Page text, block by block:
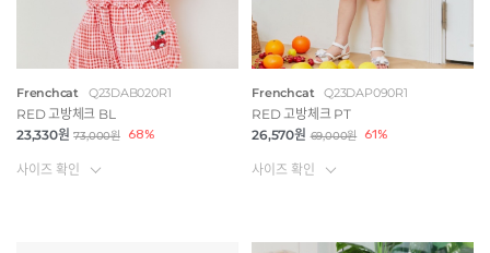
Frenchcat Q23DAB020R1
RED 고방체크 BL
23,330원 73,000원 68%
사이즈 확인
Frenchcat Q23DAP090R1
RED 고방체크 PT
26,570원 69,000원 61%
사이즈 확인